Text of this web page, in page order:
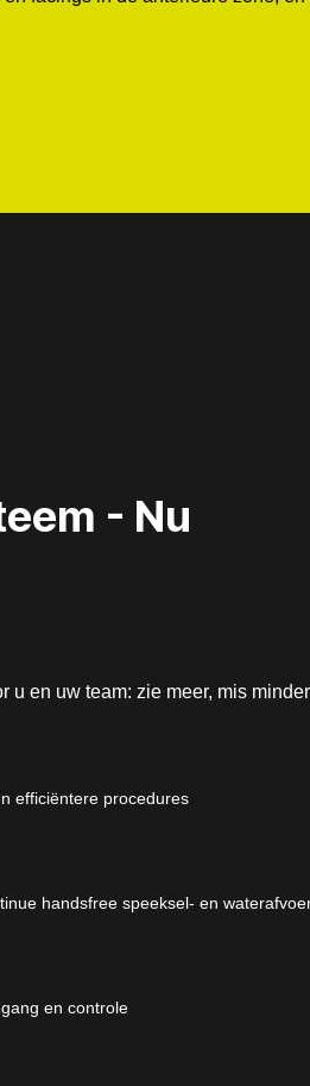
- Nu
u en uw team: zie meer, mis
efficiëntere procedures
handsfree speeksel- en
en controle